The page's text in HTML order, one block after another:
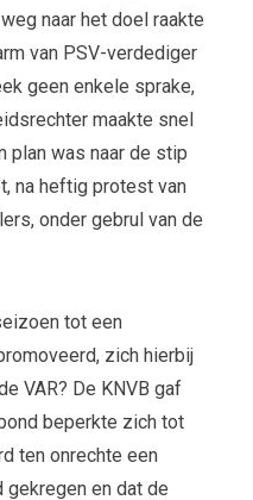
naar het doel raakte
van PSV-verdediger
geen enkele sprake,
maakte snel
plan was naar de stip
na heftig protest van
onder gebrul van de
tot een
zich hierbij
VAR? De KNVB gaf
beperkte zich tot
ten onrechte een
en dat de